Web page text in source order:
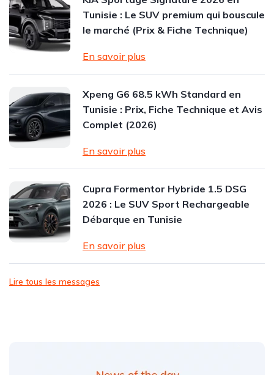
Tunisie : Le SUV premium qui bouscule
le marché (Prix & Fiche Technique)
En savoir plus
Xpeng G6 68.5 kWh Standard en
Tunisie : Prix, Fiche Technique et Avis
Complet (2026)
En savoir plus
Cupra Formentor Hybride 1.5 DSG
2026 : Le SUV Sport Rechargeable
Débarque en Tunisie
En savoir plus
Lire tous les messages